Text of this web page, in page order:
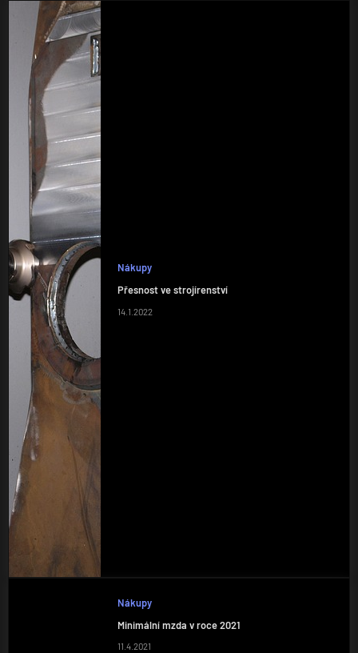
Nákupy
Přesnost ve strojírenství
14.1.2022
Nákupy
Minimální mzda v roce 2021
11.4.2021